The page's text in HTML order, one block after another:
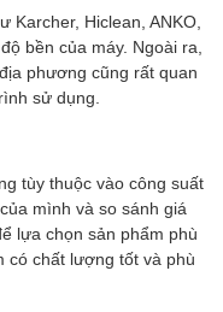
Hiclean, ANKO,
bền của máy. Ngoài ra,
phương cũng rất quan
sử dụng.
tùy thuộc vào công suất
mình và so sánh giá
lựa chọn sản phẩm phù
có chất lượng tốt và phù